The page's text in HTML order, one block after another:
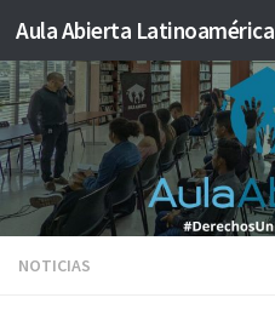
Saltar al contenido
Aula Abierta Latinoamérica
NOTICIAS